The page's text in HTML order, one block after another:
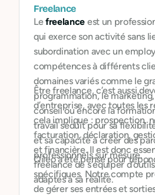
Freelance
Lefreelance est un
qui exerce son activité sans
subordination avec un
compétences à différents
domaines variés comme le
programmation, le
conseil ou encore la
travail séduit pour sa
et sa capacité à créer des
professionnels sur mesure.
Être freelance, c’est aussi
d’entreprise, avec toutes les
cela implique : prospection,
facturation, déclaration,
et financière. Il est donc
freelance de s’équiper
adaptés à sa réalité.
Qileo a été pensé pour
spécifiques. Notre compte
de gérer ses entrées et